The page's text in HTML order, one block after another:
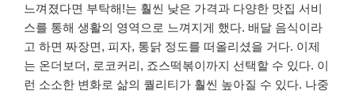
느껴졌다면 부탁해!는 훨씬 낮은 가격과 다양한 맛집 서비
스를 통해 생활의 영역으로 느껴지게 했다. 배달 음식이라
고 하면 짜장면, 피자, 통닭 정도를 떠올리셨을 거다. 이제
는 온더보더, 로코커리, 죠스떡볶이까지 선택할 수 있다. 이
런 소소한 변화로 삶의 퀄리티가 훨씬 높아질 수 있다. 나중